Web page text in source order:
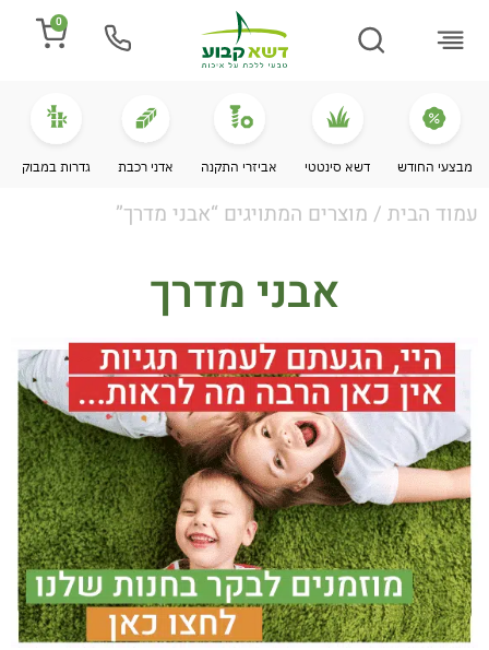
0
מבצעי החודש דשא סינטטי אביזרי התקנה אדני רכבת גדרות במבוק
עמוד הבית / מוצרים המתויגים “אבני מדרך”
אבני מדרך